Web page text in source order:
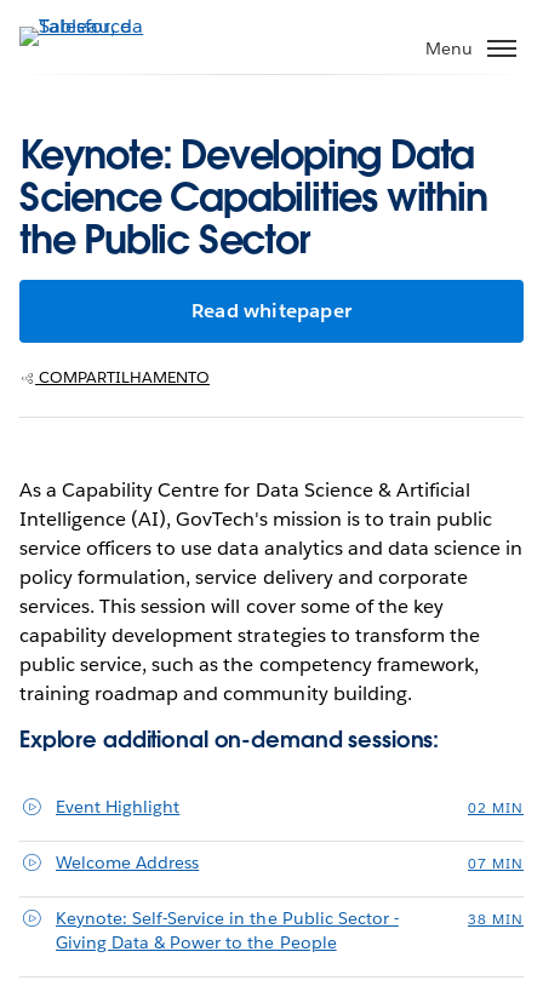
Pular
para
Menu
Keynote: Developing Data
Science Capabilities within
the Public Sector
Read whitepaper
COMPARTILHAMENTO
As a Capability Centre for Data Science & Artificial
Intelligence (AI), GovTech's mission is to train public
service officers to use data analytics and data science in
policy formulation, service delivery and corporate
services. This session will cover some of the key
capability development strategies to transform the
public service, such as the competency framework,
training roadmap and community building.
Explore additional on-demand sessions:
Event Highlight 02 MIN
Welcome Address 07 MIN
Keynote: Self-Service in the Public Sector -
Giving Data & Power to the People
38 MIN